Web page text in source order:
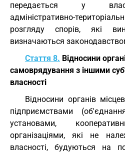
передається у
адміністративно-
розгляду спорів, які
визначаються
Стаття 8. Відносини
самоврядування з іншими
власності
Відносини органів
підприємствами
установами,
організаціями, які не
власності, будуються на